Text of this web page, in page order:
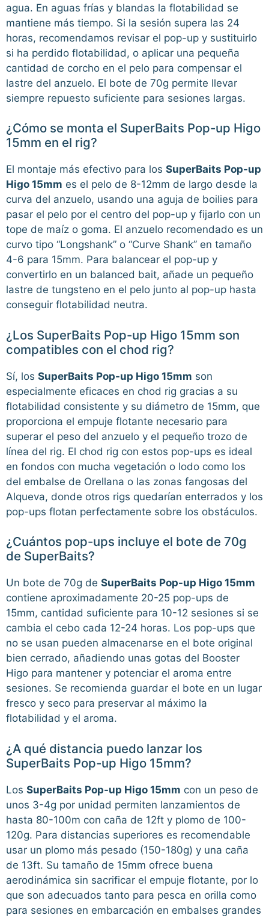
agua. En aguas frías y blandas la flotabilidad se
mantiene más tiempo. Si la sesión supera las 24
horas, recomendamos revisar el pop-up y sustituirlo
si ha perdido flotabilidad, o aplicar una pequeña
cantidad de corcho en el pelo para compensar el
lastre del anzuelo. El bote de 70g permite llevar
siempre repuesto suficiente para sesiones largas.
¿Cómo se monta el SuperBaits Pop-up Higo
15mm en el rig?
El montaje más efectivo para los SuperBaits Pop-up
Higo 15mm es el pelo de 8-12mm de largo desde la
curva del anzuelo, usando una aguja de boilies para
pasar el pelo por el centro del pop-up y fijarlo con un
tope de maíz o goma. El anzuelo recomendado es un
curvo tipo “Longshank” o “Curve Shank” en tamaño
4-6 para 15mm. Para balancear el pop-up y
convertirlo en un balanced bait, añade un pequeño
lastre de tungsteno en el pelo junto al pop-up hasta
conseguir flotabilidad neutra.
¿Los SuperBaits Pop-up Higo 15mm son
compatibles con el chod rig?
Sí, los SuperBaits Pop-up Higo 15mm son
especialmente eficaces en chod rig gracias a su
flotabilidad consistente y su diámetro de 15mm, que
proporciona el empuje flotante necesario para
superar el peso del anzuelo y el pequeño trozo de
línea del rig. El chod rig con estos pop-ups es ideal
en fondos con mucha vegetación o lodo como los
del embalse de Orellana o las zonas fangosas del
Alqueva, donde otros rigs quedarían enterrados y los
pop-ups flotan perfectamente sobre los obstáculos.
¿Cuántos pop-ups incluye el bote de 70g
de SuperBaits?
Un bote de 70g de SuperBaits Pop-up Higo 15mm
contiene aproximadamente 20-25 pop-ups de
15mm, cantidad suficiente para 10-12 sesiones si se
cambia el cebo cada 12-24 horas. Los pop-ups que
no se usan pueden almacenarse en el bote original
bien cerrado, añadiendo unas gotas del Booster
Higo para mantener y potenciar el aroma entre
sesiones. Se recomienda guardar el bote en un lugar
fresco y seco para preservar al máximo la
flotabilidad y el aroma.
¿A qué distancia puedo lanzar los
SuperBaits Pop-up Higo 15mm?
Los SuperBaits Pop-up Higo 15mm con un peso de
unos 3-4g por unidad permiten lanzamientos de
hasta 80-100m con caña de 12ft y plomo de 100-
120g. Para distancias superiores es recomendable
usar un plomo más pesado (150-180g) y una caña
de 13ft. Su tamaño de 15mm ofrece buena
aerodinámica sin sacrificar el empuje flotante, por lo
que son adecuados tanto para pesca en orilla como
para sesiones en embarcación en embalses grandes